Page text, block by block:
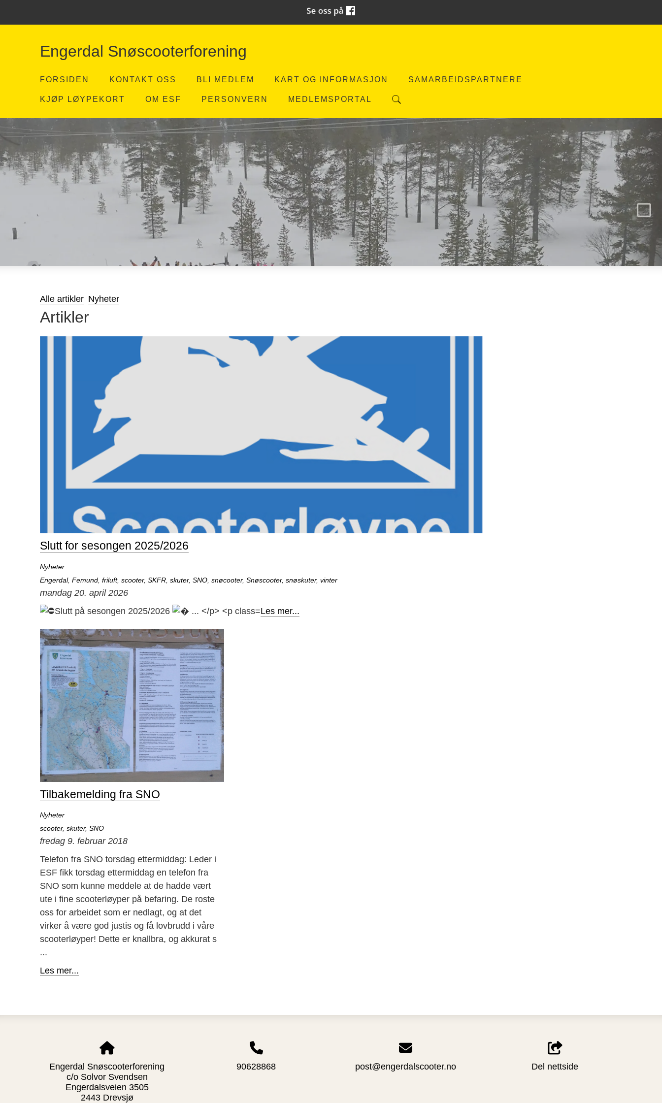
Engerdal Snøscooterforening
FORSIDEN KONTAKT OSS BLI MEDLEM KART OG INFORMASJON SAMARBEIDSPARTNERE
KJØP LØYPEKORT OM ESF PERSONVERN MEDLEMSPORTAL
Alle artikler Nyheter
Artikler
Slutt for sesongen 2025/2026
Nyheter
Engerdal, Femund, friluft, scooter, SKFR, skuter, SNO, snøcooter, Snøscooter, snøskuter, vinter
mandag 20. april 2026
Slutt på sesongen 2025/2026
Les mer...
Tilbakemelding fra SNO
Nyheter
scooter, skuter, SNO
fredag 9. februar 2018
Telefon fra SNO torsdag ettermiddag: Leder i
ESF fikk torsdag ettermiddag en telefon fra
SNO som kunne meddele at de hadde vært
ute i fine scooterløyper på befaring. De roste
oss for arbeidet som er nedlagt, og at det
virker å være god justis og få lovbrudd i våre
scooterløyper! Dette er knallbra, og akkurat s
...
Les mer...
Engerdal Snøscooterforening
c/o Solvor Svendsen
Engerdalsveien 3505
2443 Drevsjø
90628868 post@engerdalscooter.no Del nettside